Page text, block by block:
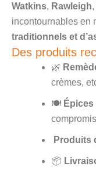
Watkins, Rawleigh,
incontournables en
traditionnels et
Des produits
🌿
crèmes,
🍽️
Produits
📦